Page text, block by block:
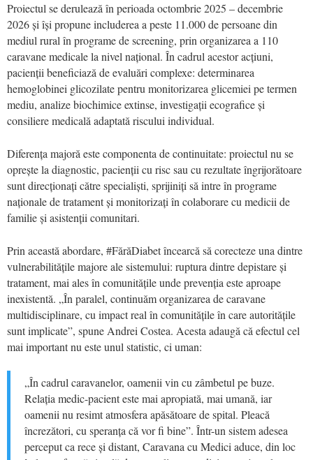
Proiectul se derulează în perioada octombrie 2025 – decembrie
2026 și își propune includerea a peste 11.000 de persoane din
mediul rural în programe de screening, prin organizarea a 110
caravane medicale la nivel național. În cadrul acestor acțiuni,
pacienții beneficiază de evaluări complexe: determinarea
hemoglobinei glicozilate pentru monitorizarea glicemiei pe termen
mediu, analize biochimice extinse, investigații ecografice și
consiliere medicală adaptată riscului individual.
Diferența majoră este componenta de continuitate: proiectul nu se
oprește la diagnostic, pacienții cu risc sau cu rezultate îngrijorătoare
sunt direcționați către specialiști, sprijiniți să intre în programe
naționale de tratament și monitorizați în colaborare cu medicii de
familie și asistenții comunitari.
Prin această abordare, #FărăDiabet încearcă să corecteze una dintre
vulnerabilitățile majore ale sistemului: ruptura dintre depistare și
tratament, mai ales în comunitățile unde prevenția este aproape
inexistentă. „În paralel, continuăm organizarea de caravane
multidisciplinare, cu impact real în comunitățile în care autoritățile
sunt implicate”, spune Andrei Costea. Acesta adaugă că efectul cel
mai important nu este unul statistic, ci uman:
„În cadrul caravanelor, oamenii vin cu zâmbetul pe buze.
Relația medic-pacient este mai apropiată, mai umană, iar
oamenii nu resimt atmosfera apăsătoare de spital. Pleacă
încrezători, cu speranța că vor fi bine”. Într-un sistem adesea
perceput ca rece și distant, Caravana cu Medici aduce, din loc